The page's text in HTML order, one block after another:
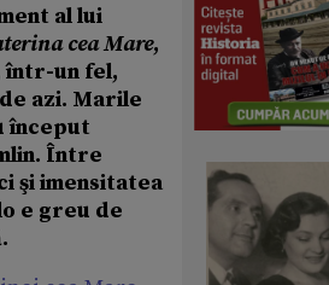
al lui
cea Mare,
într-un fel,
azi. Marile
început
Între
şi imensitatea
e greu de